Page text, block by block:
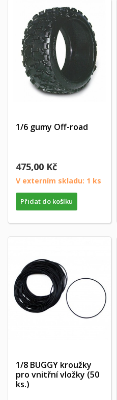
1/6 gumy Off-road
475,00 Kč
V externím skladu: 1 ks
Přidat do košíku
1/8 BUGGY kroužky
pro vnitřní vložky (50
ks.)